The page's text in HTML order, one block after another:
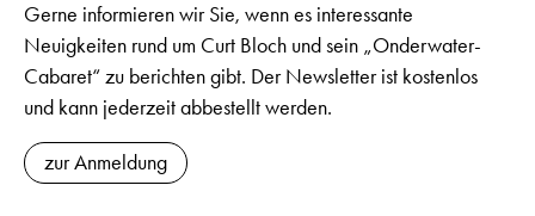
Gerne informieren wir Sie, wenn es interessante
Neuigkeiten rund um Curt Bloch und sein „Onderwater-
Cabaret“ zu berichten gibt. Der Newsletter ist kostenlos
und kann jederzeit abbestellt werden.
zur Anmeldung